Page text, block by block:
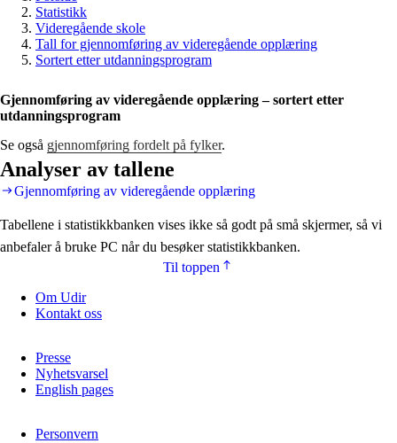
Statistikk
Videregående skole
Tall for gjennomføring av videregående opplæring
Sortert etter utdanningsprogram
Gjennomføring av videregående opplæring – sortert etter
utdanningsprogram
Se også gjennomføring fordelt på fylker.
Analyser av tallene
Gjennomføring av videregående opplæring
Tabellene i statistikkbanken vises ikke så godt på små skjermer, så vi
anbefaler å bruke PC når du besøker statistikkbanken.
Til toppen
Om Udir
Kontakt oss
Presse
Nyhetsvarsel
English pages
Personvern